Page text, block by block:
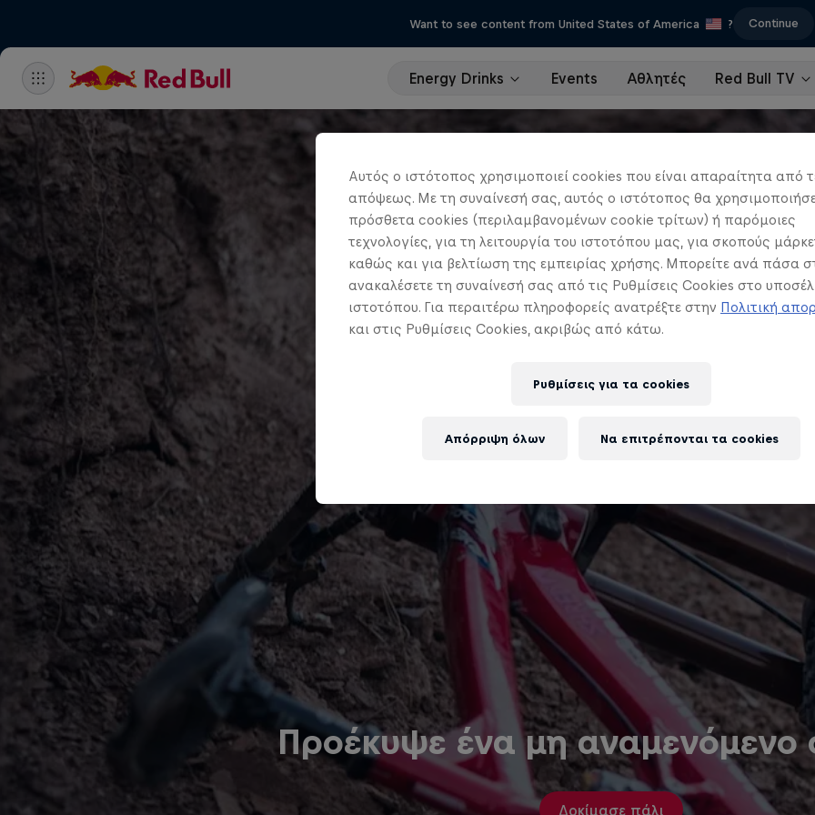
Want to see content from United States of America ? Continue
Energy Drinks Events Αθλητές Red Bull TV
Προέκυψε ένα μη
Δοκίμασε πάλι
Αυτός ο ιστότοπος χρησιμοποιεί cookies που είναι απαραίτητα από
απόψεως. Με τη συναίνεσή σας, αυτός ο ιστότοπος θα
πρόσθετα cookies (περιλαμβανομένων cookie τρίτων) ή παρόμοιες
τεχνολογίες, για τη λειτουργία του ιστοτόπου μας, για σκοπούς
καθώς και για βελτίωση της εμπειρίας χρήσης. Μπορείτε ανά πάσα
ανακαλέσετε τη συναίνεσή σας από τις Ρυθμίσεις Cookies στο
ιστοτόπου. Για περαιτέρω πληροφορείς ανατρέξτε στην Πολιτική
και στις Ρυθμίσεις Cookies, ακριβώς από κάτω.
Ρυθμίσεις για τα cookies
Απόρριψη όλων Να επιτρέπονται τα cookies